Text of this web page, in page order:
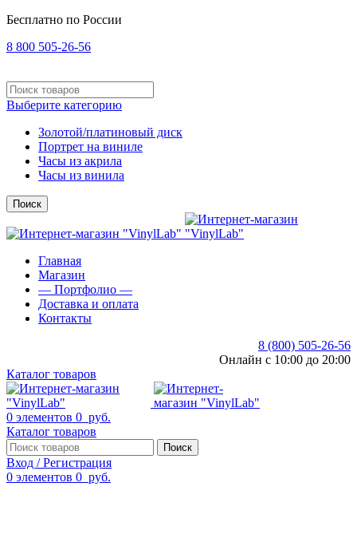
Бесплатно по России
8 800 505-26-56
Выберите категорию
Золотой/платиновый диск
Портрет на виниле
Часы из акрила
Часы из винила
Поиск
Главная
Магазин
— Портфолио —
Доставка и оплата
Контакты
8 (800) 505-26-56
Онлайн с 10:00 до 20:00
Каталог товаров
0 элементов 0 руб.
Каталог товаров
Поиск
Вход / Регистрация
0 элементов 0 руб.